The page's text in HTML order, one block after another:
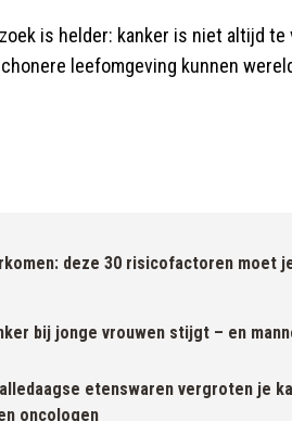
is helder: kanker is niet altijd te
leefomgeving kunnen
deze 30 risicofactoren moet
bij jonge vrouwen stijgt – en
etenswaren vergroten je
oncologen